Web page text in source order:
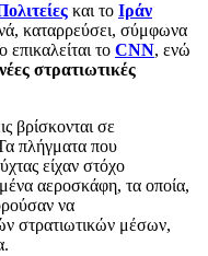
και το Ιράν
καταρρεύσει, σύμφωνα
επικαλείται το CNN, ενώ
νέες στρατιωτικές
βρίσκονται σε
πλήγματα που
είχαν στόχο
αεροσκάφη, τα οποία,
να
στρατιωτικών μέσων,